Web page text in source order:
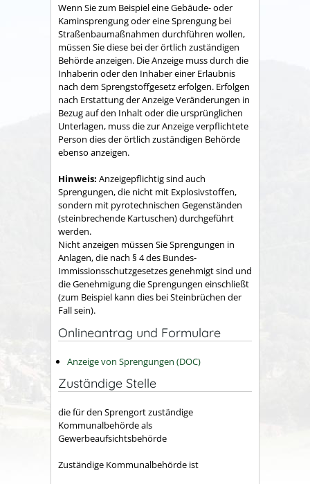
Wenn Sie zum Beispiel eine Gebäude- oder
Kaminsprengung oder eine Sprengung bei
Straßenbaumaßnahmen durchführen wollen,
müssen Sie diese bei der örtlich zuständigen
Behörde anzeigen. Die Anzeige muss durch die
Inhaberin oder den Inhaber einer Erlaubnis
nach dem Sprengstoffgesetz erfolgen. Erfolgen
nach Erstattung der Anzeige Veränderungen in
Bezug auf den Inhalt oder die ursprünglichen
Unterlagen, muss die zur Anzeige verpflichtete
Person dies der örtlich zuständigen Behörde
ebenso anzeigen.
Hinweis: Anzeigepflichtig sind auch
Sprengungen, die nicht mit Explosivstoffen,
sondern mit pyrotechnischen Gegenständen
(steinbrechende Kartuschen) durchgeführt
werden.
Nicht anzeigen müssen Sie Sprengungen in
Anlagen, die nach § 4 des Bundes-
Immissionsschutzgesetzes genehmigt sind und
die Genehmigung die Sprengungen einschließt
(zum Beispiel kann dies bei Steinbrüchen der
Fall sein).
Onlineantrag und Formulare
Anzeige von Sprengungen (DOC)
Zuständige Stelle
die für den Sprengort zuständige
Kommunalbehörde als
Gewerbeaufsichtsbehörde
Zuständige Kommunalbehörde ist